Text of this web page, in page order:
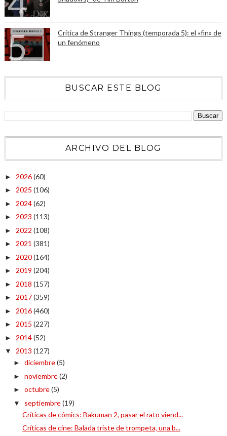
Crítica de Stranger Things (temporada 5): el «fin» de
un fenómeno
BUSCAR ESTE BLOG
ARCHIVO DEL BLOG
► 2026(60)
► 2025 (106)
► 2024(62)
► 2023 (113)
► 2022 (108)
► 2021 (381)
► 2020(164)
► 2019 (204)
► 2018 (157)
► 2017(359)
► 2016(460)
► 2015 (227)
► 2014(52)
▼ 2013 (127)
► diciembre(5)
► noviembre(2)
► octubre(5)
▼ septiembre(19)
Críticas de cómics: Bakuman 2, pasar el rato viend...
Críticas de cine: Balada triste de trompeta, una b...